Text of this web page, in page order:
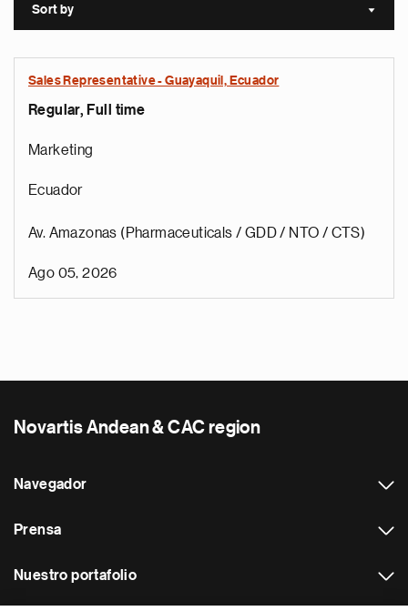
Sort by Sort
Sales Representative - Guayaquil, Ecuador
Regular, Full time
Marketing
Ecuador
Av. Amazonas (Pharmaceuticals / GDD / NTO / CTS)
Ago 05, 2026
Novartis Andean & CAC region
Navegador
Prensa
Nuestro portafolio